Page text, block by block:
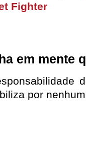
Fighter
em mente
por